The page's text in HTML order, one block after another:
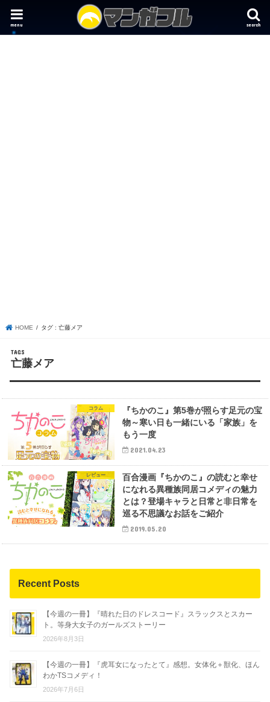
search
menu
HOME タグ : 亡藤メア
亡藤メア
コラム
『ちかのこ』第5巻が照らす足元の宝
物～寒い日も一緒にいる「家族」を
もう一度
2021.04.23
レビュー
百合漫画『ちかのこ』の読むと幸せ
になれる異種族同居コメディの魅力
とは？登場キャラと日常と非日常を
巡る不思議なお話をご紹介
2019.05.20
Recent Posts
【今週の一冊】『晴れた日のドレスコード』スラックスとスカー
ト。等身大女子のガールズストーリー
2026年8月3日
【今週の一冊】『虎耳女になったとて』感想。女体化＋獣化、ほん
わかTSコメディ！
2026年7月6日